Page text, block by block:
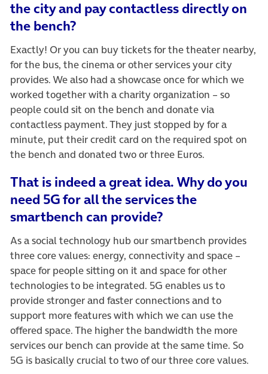
the city and pay contactless directly on
the bench?
Exactly! Or you can buy tickets for the theater nearby,
for the bus, the cinema or other services your city
provides. We also had a showcase once for which we
worked together with a charity organization – so
people could sit on the bench and donate via
contactless payment. They just stopped by for a
minute, put their credit card on the required spot on
the bench and donated two or three Euros.
That is indeed a great idea. Why do you
need 5G for all the services the
smartbench can provide?
As a social technology hub our smartbench provides
three core values: energy, connectivity and space –
space for people sitting on it and space for other
technologies to be integrated. 5G enables us to
provide stronger and faster connections and to
support more features with which we can use the
offered space. The higher the bandwidth the more
services our bench can provide at the same time. So
5G is basically crucial to two of our three core values.